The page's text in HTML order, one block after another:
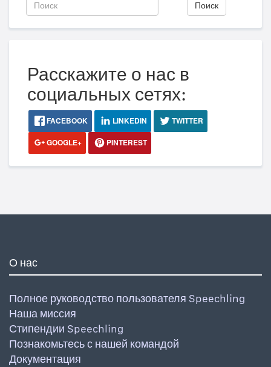
Поиск
Расскажите о нас в
социальных сетях:
FACEBOOK LINKEDIN
TWITTER
GOOGLE+
PINTEREST
О нас
Полное руководство пользователя Speechling
Наша миссия
Стипендии Speechling
Познакомьтесь с нашей командой
Документация